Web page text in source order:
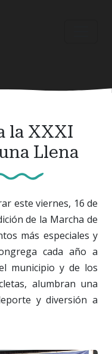
la XXXI
Llena
este viernes, 16 de
de la Marcha de
más especiales y
cada año a
municipio y de los
alumbran una
y diversión a